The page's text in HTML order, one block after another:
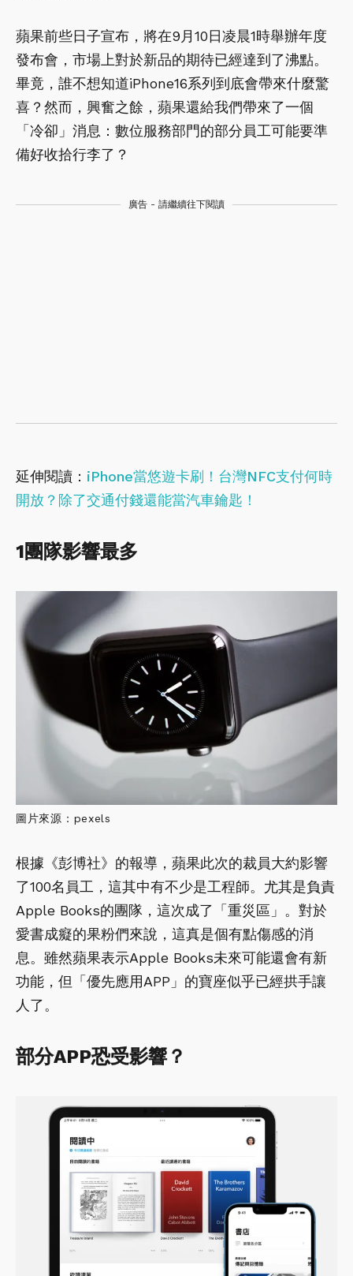
蘋果前些日子宣布，將在9月10日凌晨1時舉辦年度
發布會，市場上對於新品的期待已經達到了沸點。
畢竟，誰不想知道iPhone16系列到底會帶來什麼驚
喜？然而，興奮之餘，蘋果還給我們帶來了一個
「冷卻」消息：數位服務部門的部分員工可能要準
備好收拾行李了？
廣告 - 請繼續往下閱讀
延伸閱讀： iPhone當悠遊卡刷！台灣NFC支付何時
開放？除了交通付錢還能當汽車鑰匙！
1團隊影響最多
圖片來源：pexels
根據《彭博社》的報導，蘋果此次的裁員大約影響
了100名員工，這其中有不少是工程師。尤其是負責
Apple Books的團隊，這次成了「重災區」。對於
愛書成癡的果粉們來說，這真是個有點傷感的消
息。雖然蘋果表示Apple Books未來可能還會有新
功能，但「優先應用APP」的寶座似乎已經拱手讓
人了。
部分APP恐受影響？